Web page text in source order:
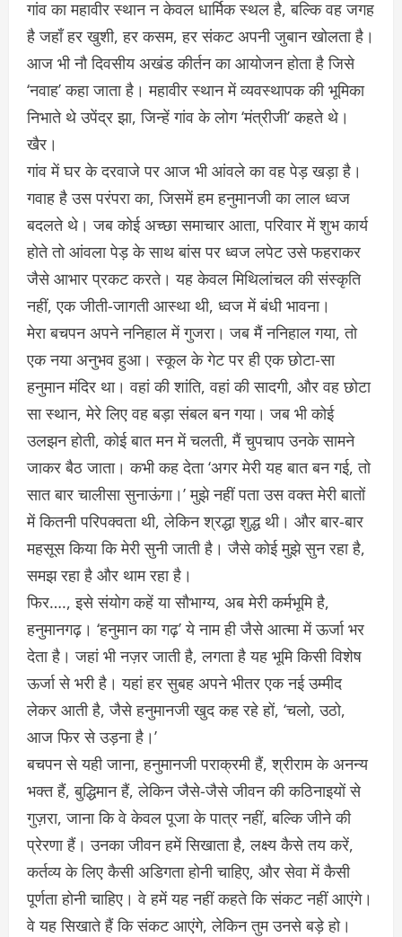
गांव का महावीर स्थान न केवल धार्मिक स्थल है, बल्कि वह जगह
है जहाँ हर खुशी, हर कसम, हर संकट अपनी जुबान खोलता है।
आज भी नौ दिवसीय अखंड कीर्तन का आयोजन होता है जिसे
‘नवाह’ कहा जाता है। महावीर स्थान में व्यवस्थापक की भूमिका
निभाते थे उपेंद्र झा, जिन्हें गांव के लोग ‘मंत्रीजी’ कहते थे।
खैर।
गांव में घर के दरवाजे पर आज भी आंवले का वह पेड़ खड़ा है।
गवाह है उस परंपरा का, जिसमें हम हनुमानजी का लाल ध्वज
बदलते थे। जब कोई अच्छा समाचार आता, परिवार में शुभ कार्य
होते तो आंवला पेड़ के साथ बांस पर ध्वज लपेट उसे फहराकर
जैसे आभार प्रकट करते। यह केवल मिथिलांचल की संस्कृति
नहीं, एक जीती-जागती आस्था थी, ध्वज में बंधी भावना।
मेरा बचपन अपने ननिहाल में गुजरा। जब मैं ननिहाल गया, तो
एक नया अनुभव हुआ। स्कूल के गेट पर ही एक छोटा-सा
हनुमान मंदिर था। वहां की शांति, वहां की सादगी, और वह छोटा
सा स्थान, मेरे लिए वह बड़ा संबल बन गया। जब भी कोई
उलझन होती, कोई बात मन में चलती, मैं चुपचाप उनके सामने
जाकर बैठ जाता। कभी कह देता ‘अगर मेरी यह बात बन गई, तो
सात बार चालीसा सुनाऊंगा।’ मुझे नहीं पता उस वक्त मेरी बातों
में कितनी परिपक्वता थी, लेकिन श्रद्धा शुद्ध थी। और बार-बार
महसूस किया कि मेरी सुनी जाती है। जैसे कोई मुझे सुन रहा है,
समझ रहा है और थाम रहा है।
फिर…., इसे संयोग कहें या सौभाग्य, अब मेरी कर्मभूमि है,
हनुमानगढ़। ‘हनुमान का गढ़’ ये नाम ही जैसे आत्मा में ऊर्जा भर
देता है। जहां भी नज़र जाती है, लगता है यह भूमि किसी विशेष
ऊर्जा से भरी है। यहां हर सुबह अपने भीतर एक नई उम्मीद
लेकर आती है, जैसे हनुमानजी खुद कह रहे हों, ‘चलो, उठो,
आज फिर से उड़ना है।’
बचपन से यही जाना, हनुमानजी पराक्रमी हैं, श्रीराम के अनन्य
भक्त हैं, बुद्धिमान हैं, लेकिन जैसे-जैसे जीवन की कठिनाइयों से
गुज़रा, जाना कि वे केवल पूजा के पात्र नहीं, बल्कि जीने की
प्रेरणा हैं। उनका जीवन हमें सिखाता है, लक्ष्य कैसे तय करें,
कर्तव्य के लिए कैसी अडिगता होनी चाहिए, और सेवा में कैसी
पूर्णता होनी चाहिए। वे हमें यह नहीं कहते कि संकट नहीं आएंगे।
वे यह सिखाते हैं कि संकट आएंगे, लेकिन तुम उनसे बड़े हो।